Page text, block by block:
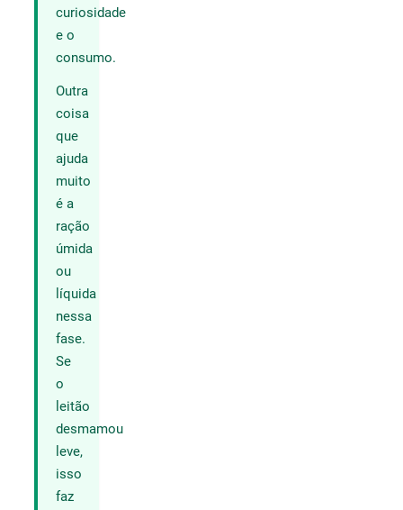
curiosidade
e o
consumo.
Outra
coisa
que
ajuda
muito
é a
ração
úmida
ou
líquida
nessa
fase.
Se
o
leitão
desmamou
leve,
isso
faz